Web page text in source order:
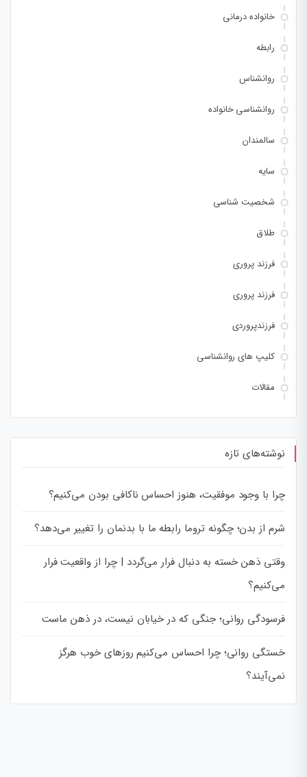
خانواده درمانی
رابطه
روانشناس
روانشناسی خانواده
سالمندان
سایه
شخصیت شناسی
طلاق
فرزند پروری
فرزند پروری
فرزندپروردی
کلیپ های روانشناسی
مقالات
نوشته‌های تازه
چرا با وجود موفقیت، هنوز احساس ناکافی بودن می‌کنیم؟
شرم از بدن؛ چگونه تروما رابطه ما با بدنمان را تغییر می‌دهد؟
وقتی ذهن خسته به دنبال فرار می‌گردد | چرا از واقعیت فرار
می‌کنیم؟
فرسودگی روانی؛ جنگی که در خیابان نیست، در ذهن ماست
خستگی روانی؛ چرا احساس می‌کنیم روزهای خوب هرگز
نمی‌آیند؟